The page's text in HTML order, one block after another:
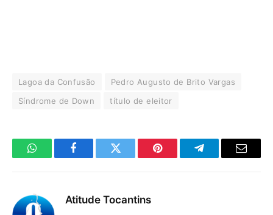
Lagoa da Confusão
Pedro Augusto de Brito Vargas
Síndrome de Down
título de eleitor
WhatsAppFacebookTwitter Pinterest TelegramaE-
Atitude Tocantins